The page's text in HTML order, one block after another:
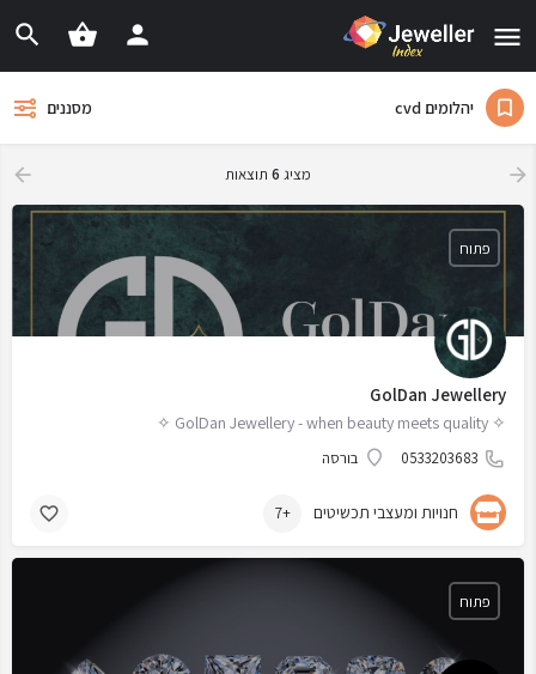
יהלומים cvd מסננים
מציג 6 תוצאות
GolDan Jewellery
✧ GolDan Jewellery - when beauty meets quality ✧
0533203683 בורסה
פתוח
חנויות ומעצבי תכשיטים +7
פתוח